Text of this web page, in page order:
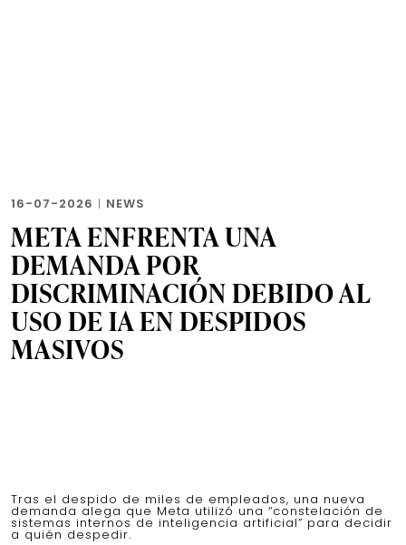
16-07-2026 | NEWS
META ENFRENTA UNA
DEMANDA POR
DISCRIMINACIÓN DEBIDO AL
USO DE IA EN DESPIDOS
MASIVOS
Tras el despido de miles de empleados, una nueva
demanda alega que Meta utilizó una “constelación de
sistemas internos de inteligencia artificial” para decidir
a quién despedir.